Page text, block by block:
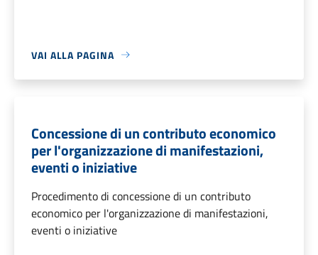
VAI ALLA PAGINA
Concessione di un contributo economico
per l'organizzazione di manifestazioni,
eventi o iniziative
Procedimento di concessione di un contributo
economico per l'organizzazione di manifestazioni,
eventi o iniziative